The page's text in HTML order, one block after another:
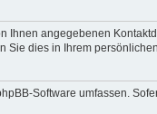
Ihnen angegebenen
Sie dies in Ihrem
Software umfassen.